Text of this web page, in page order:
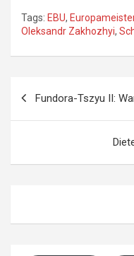
Tags: EBU,
Oleksandr Zakhozhyi,
Fundora-Tszyu II: